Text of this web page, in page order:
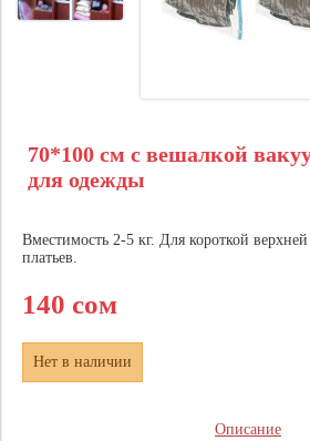
70*100 см с вешалкой
для одежды
Вместимость 2-5 кг. Для короткой
платьев.
140 сом
Нет в наличии
Описание